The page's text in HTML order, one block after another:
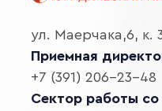
ул. Маерчака,6, к.
Приемная
+7 (391) 206-23-48
Сектор работы со